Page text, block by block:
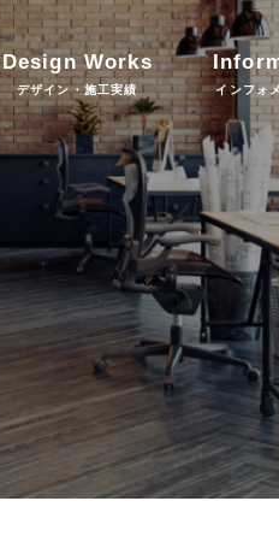
Design Works
デザイン・施工実績 インフォ